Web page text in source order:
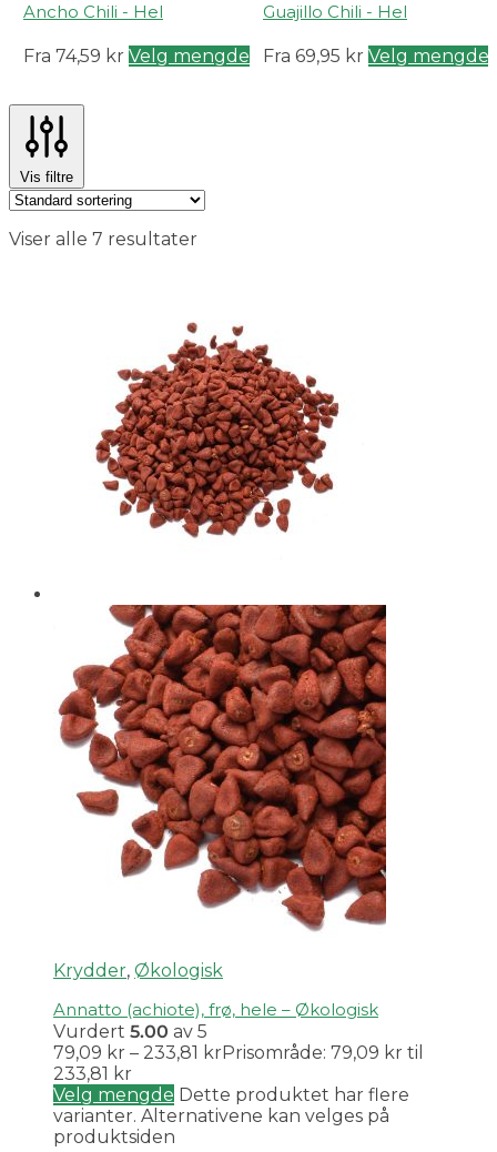
Ancho Chili - Hel
Fra 74,59 kr Velg mengde
Guajillo Chili - Hel
Fra 69,95 kr Velg mengde
Vis filtre
Viser alle 7 resultater
Krydder, Økologisk
Annatto (achiote), frø, hele – Økologisk
Vurdert 5.00 av 5
79,09 kr – 233,81 krPrisområde: 79,09 kr til
233,81 kr
Velg mengde Dette produktet har flere
varianter. Alternativene kan velges på
produktsiden